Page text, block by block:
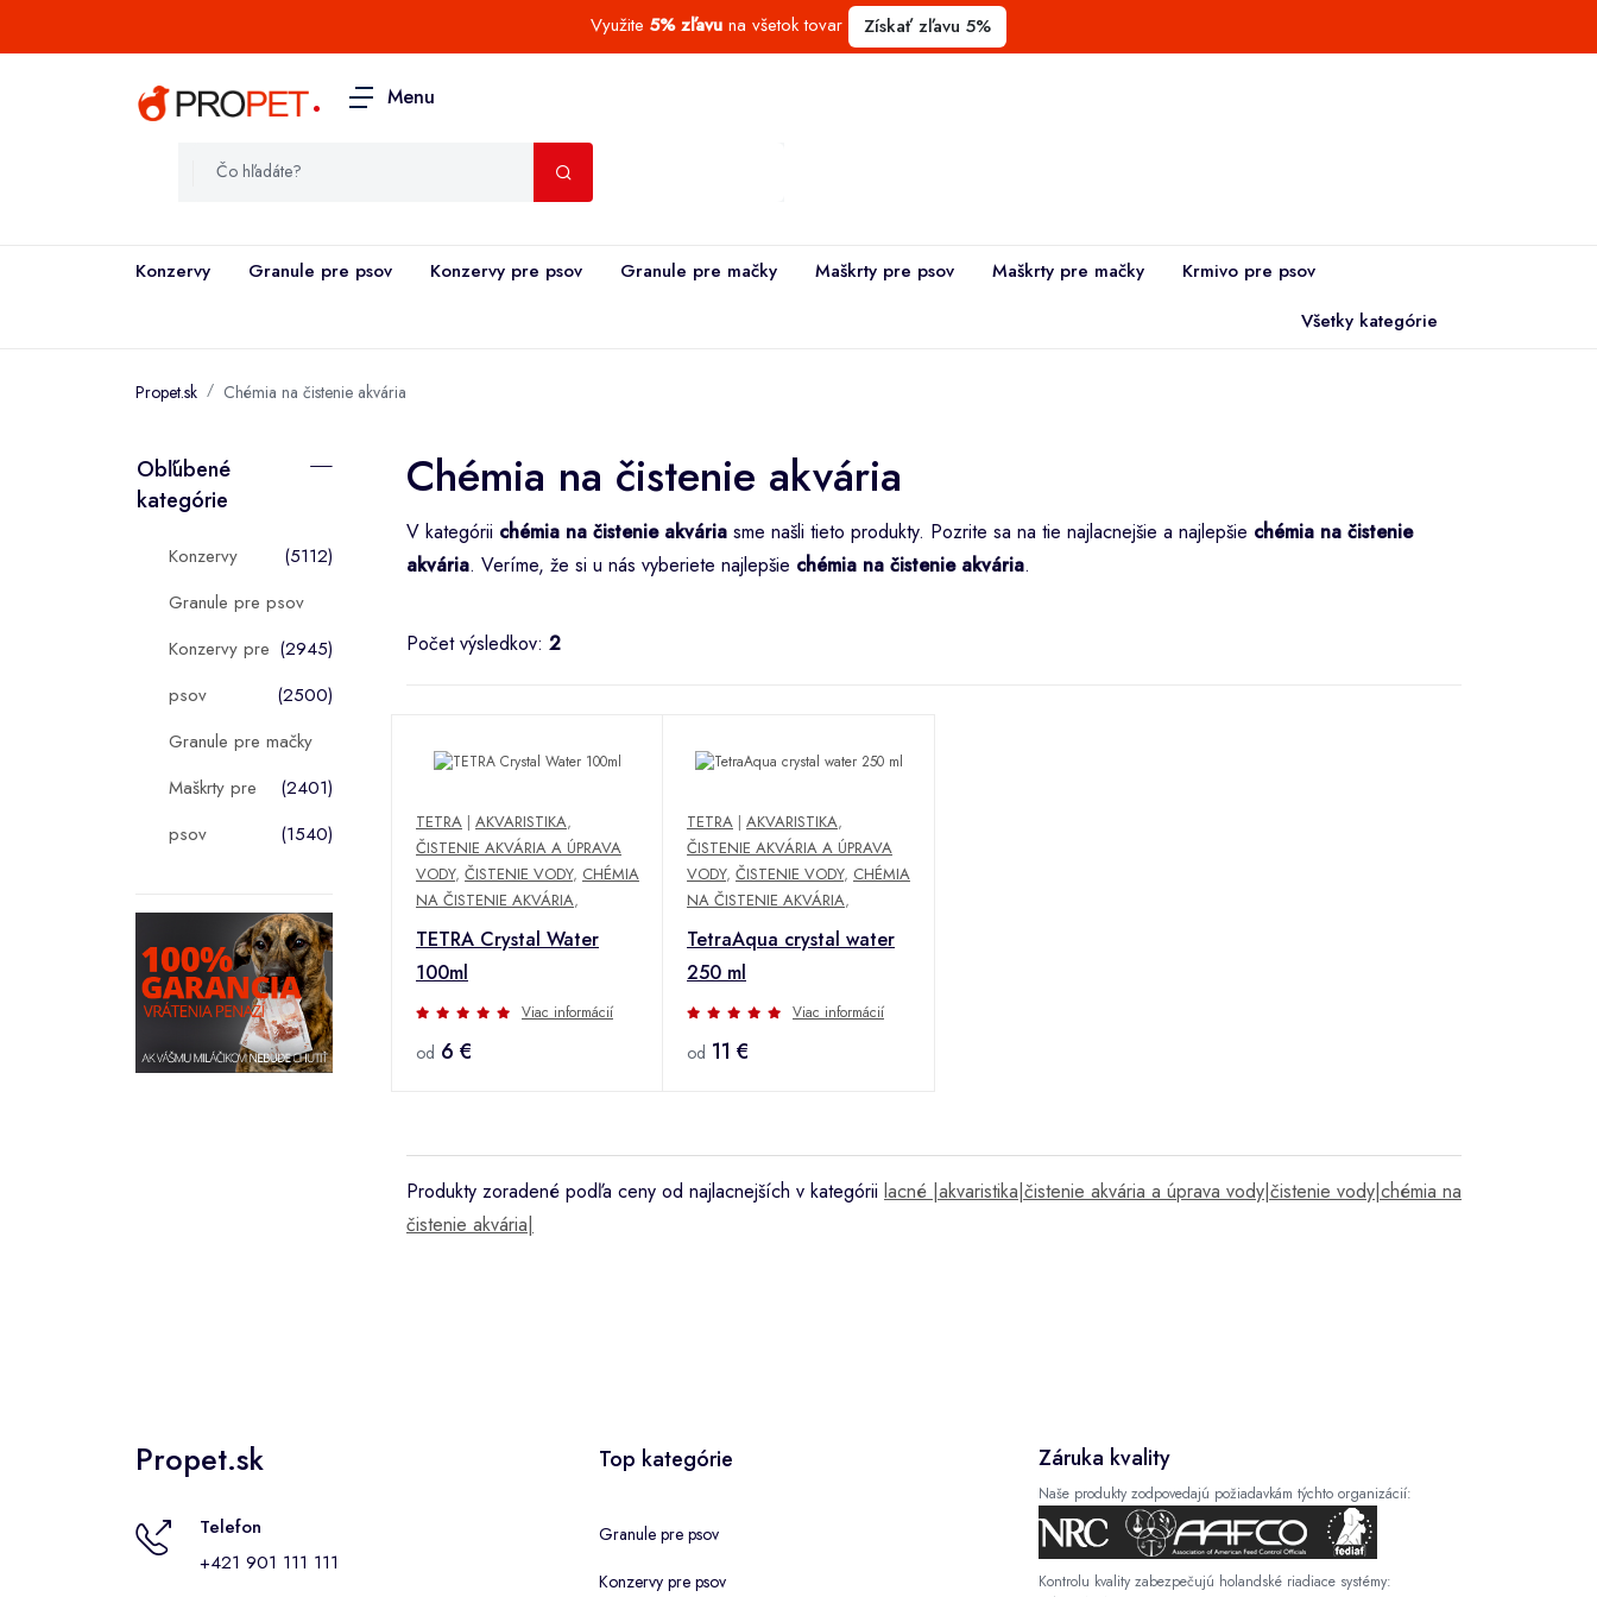
Využite 5% zľavu na všetok tovar Získať zľavu 5%
. Menu
Konzervy Granule pre psov Konzervy pre psov Granule pre mačky Maškrty pre psov Maškrty pre mačky
Krmivo pre psov
Všetky kategórie
Propet.sk Chémia na čistenie akvária
Obľúbené
kategórie
Konzervy
(5112)
Granule pre psov
(2945)
Konzervy pre
psov
(2500)
Granule pre mačky
(2401)
Maškrty pre
psov
(1540)
Chémia na čistenie akvária
V kategórii chémia na čistenie akvária sme našli tieto produkty. Pozrite sa na tie najlacnejšie a najlepšie chémia na čistenie
akvária. Veríme, že si u nás vyberiete najlepšie chémia na čistenie akvária.
Počet výsledkov: 2
TETRA | AKVARISTIKA,
ČISTENIE AKVÁRIA A ÚPRAVA
VODY, ČISTENIE VODY, CHÉMIA
NA ČISTENIE AKVÁRIA,
TETRA Crystal Water
100ml
Viac informácií
od 6 €
TETRA | AKVARISTIKA,
ČISTENIE AKVÁRIA A ÚPRAVA
VODY, ČISTENIE VODY, CHÉMIA
NA ČISTENIE AKVÁRIA,
TetraAqua crystal water
250 ml
Viac informácií
od 11 €
Produkty zoradené podľa ceny od najlacnejších v kategórii lacné |akvaristika|čistenie akvária a úprava vody|čistenie vody|chémia na
čistenie akvária|
Propet.sk
Telefon
+421 901 111 111
Top kategórie
Granule pre psov
Konzervy pre psov
Záruka kvality
Naše produkty zodpovedajú požiadavkám týchto organizácií:
Kontrolu kvality zabezpečujú holandské riadiace systémy: